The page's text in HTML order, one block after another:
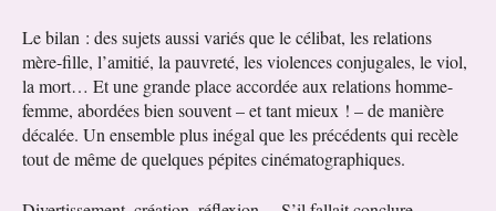
Le bilan : des sujets aussi variés que le célibat, les relations
mère-fille, l’amitié, la pauvreté, les violences conjugales, le viol,
la mort… Et une grande place accordée aux relations homme-
femme, abordées bien souvent – et tant mieux ! – de manière
décalée. Un ensemble plus inégal que les précédents qui recèle
tout de même de quelques pépites cinématographiques.